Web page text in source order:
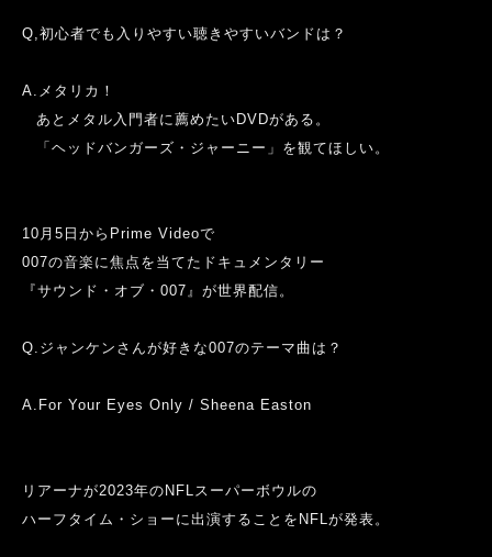
Q, 初心者でも入りやすい聴きやすいバンドは？
A. メタリカ！
あとメタル入門者に薦めたい DVDがある。
「ヘッドバンガーズ・ジャーニー」を観てほしい。
10 月 5 日から Prime Videoで
007の音楽に焦点を当てたドキュメンタリー
『サウンド・オブ・ 007 』が世界配信。
Q. ジャンケンさんが好きな007のテーマ曲は？
A.For Your Eyes Only / Sheena Easton
リアーナが2023年の NFL
スーパーボウルの
ハーフタイム・ショーに出演することを NFL が発表。